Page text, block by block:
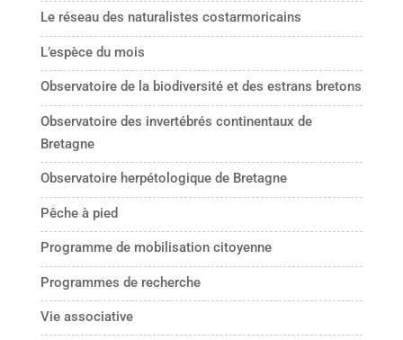
Le réseau des naturalistes costarmoricains
L’espèce du mois
Observatoire de la biodiversité et des estrans bretons
Observatoire des invertébrés continentaux de
Bretagne
Observatoire herpétologique de Bretagne
Pêche à pied
Programme de mobilisation citoyenne
Programmes de recherche
Vie associative